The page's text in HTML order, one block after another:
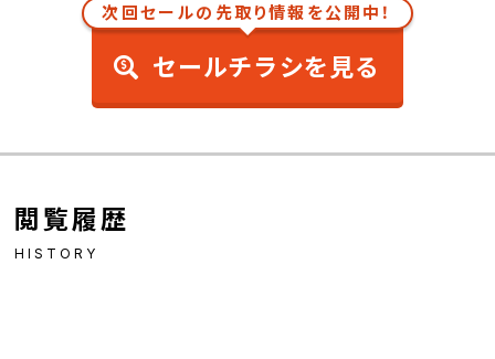
次回セールの先取り情報を公開中！
セールチラシを見る
閲覧履歴
HISTORY